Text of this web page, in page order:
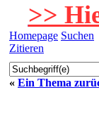
>>
Homepage Suchen
Zitieren
« Ein Thema